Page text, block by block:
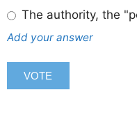
The authority, the
Add your answer